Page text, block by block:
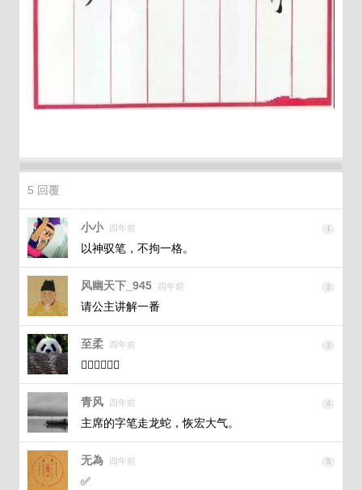
5 回覆
小小 四年前 1
以神驭笔，不拘一格。
风幽天下_945 四年前 2
请公主讲解一番
至柔 四年前 3
👍🏻👍🏻👍🏻
青风 四年前 4
主席的字笔走龙蛇，恢宏大气。
无為 四年前 5
✅